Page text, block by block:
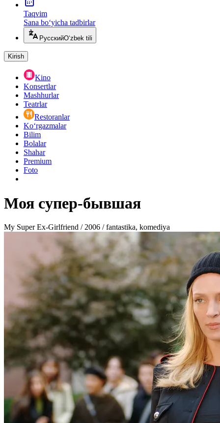
Taqvim
Sana bo‘yicha tadbirlar
РусскийO‘zbek tili
Kirish
Kino
Konsertlar
Mashhurlar
Teatrlar
Restoranlar
Ko‘rgazmalar
Bilim
Bolalar
Shahar
Premium
Foto
Моя супер-бывшая
My Super Ex-Girlfriend / 2006 / fantastika, komediya